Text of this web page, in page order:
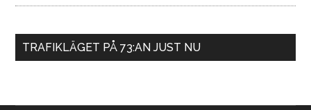
TRAFIKLÄGET PÅ 73:AN JUST NU